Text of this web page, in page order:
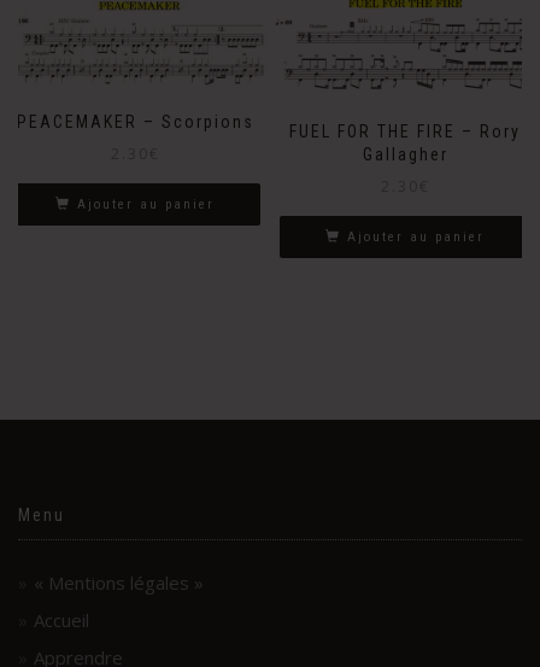
PEACEMAKER – Scorpions
Ajouter au panier
FUEL FOR THE FIRE – Rory
Gallagher
Ajouter au panier
Menu
« Mentions légales »
Accueil
Apprendre